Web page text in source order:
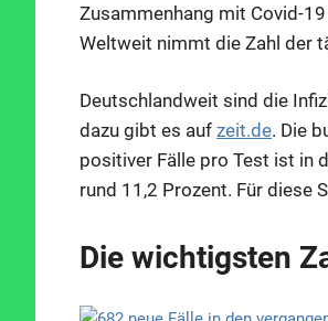
Zusammenhang mit Covid-
Weltweit nimmt die Zahl der
Deutschlandweit sind die
dazu gibt es auf zeit.de. Die
positiver Fälle pro Test ist in
rund 11,2 Prozent. Für diese
Die wichtigsten